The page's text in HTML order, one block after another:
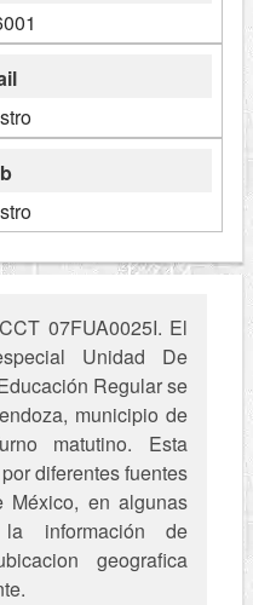
07FUA0025I. El
Unidad De
Regular se
municipio de
matutino. Esta
diferentes fuentes
México, en algunas
información de
geografica